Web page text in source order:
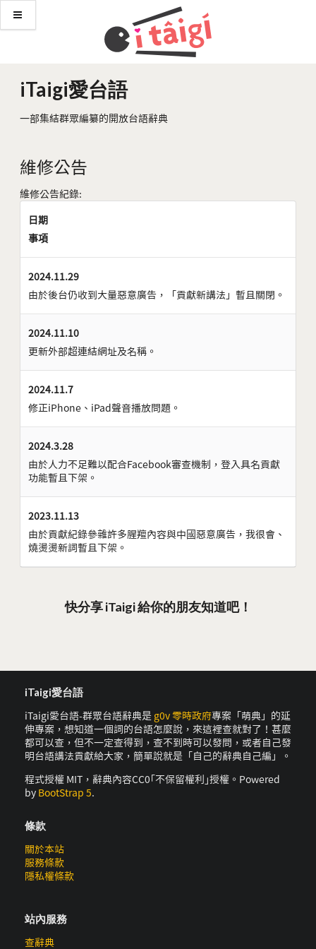
iTaigi愛台語
一部集結群眾編纂的開放台語辭典
維修公告
維修公告紀錄:
日期
事項
2024.11.29
由於後台仍收到大量惡意廣告，「貢獻新講法」暫且關閉。
2024.11.10
更新外部超連結網址及名稱。
2024.11.7
修正iPhone、iPad聲音播放問題。
2024.3.28
由於人力不足難以配合Facebook審查機制，登入具名貢獻
功能暫且下架。
2023.11.13
由於貢獻紀錄參雜許多腥羶內容與中國惡意廣告，我很會、
燒燙燙新詞暫且下架。
快分享 iTaigi 給你的朋友知道吧！
iTaigi愛台語
iTaigi愛台語-群眾台語辭典是 g0v 零時政府專案「萌典」的延
伸專案，想知道一個詞的台語怎麼說，來這裡查就對了！甚麼
都可以查，但不一定查得到，查不到時可以發問，或者自己發
明台語講法貢獻給大家，簡單說就是「自己的辭典自己編」。
程式授權 MIT，辭典內容CC0｢不保留權利｣授權。Powered
by BootStrap 5.
條款
關於本站
服務條款
隱私權條款
站內服務
查辭典